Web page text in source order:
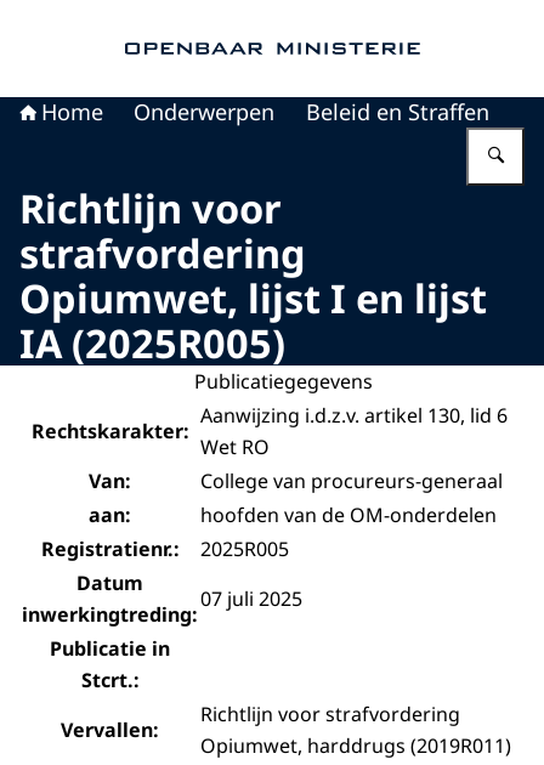
Home Onderwerpen Beleid en Straffen
Richtlijn voor
strafvordering
Opiumwet, lijst I en lijst
IA (2025R005)
Publicatiegegevens
Rechtskarakter:
Aanwijzing i.d.z.v. artikel 130, lid 6
Wet RO
Van:
College van procureurs-generaal
aan:
hoofden van de OM-onderdelen
Registratienr.:
2025R005
Datum
inwerkingtreding:
07 juli 2025
Publicatie in
Stcrt.:
Vervallen:
Richtlijn voor strafvordering
Opiumwet, harddrugs (2019R011)